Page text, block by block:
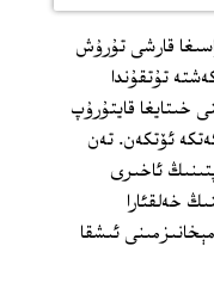
قارشى تۇرۇش
تۇتقۇندا
خىتايغا قايتۇرۇپ
ئۆتكەن. تەن
ئاخىرى
خەلقئارا
ئىشقا